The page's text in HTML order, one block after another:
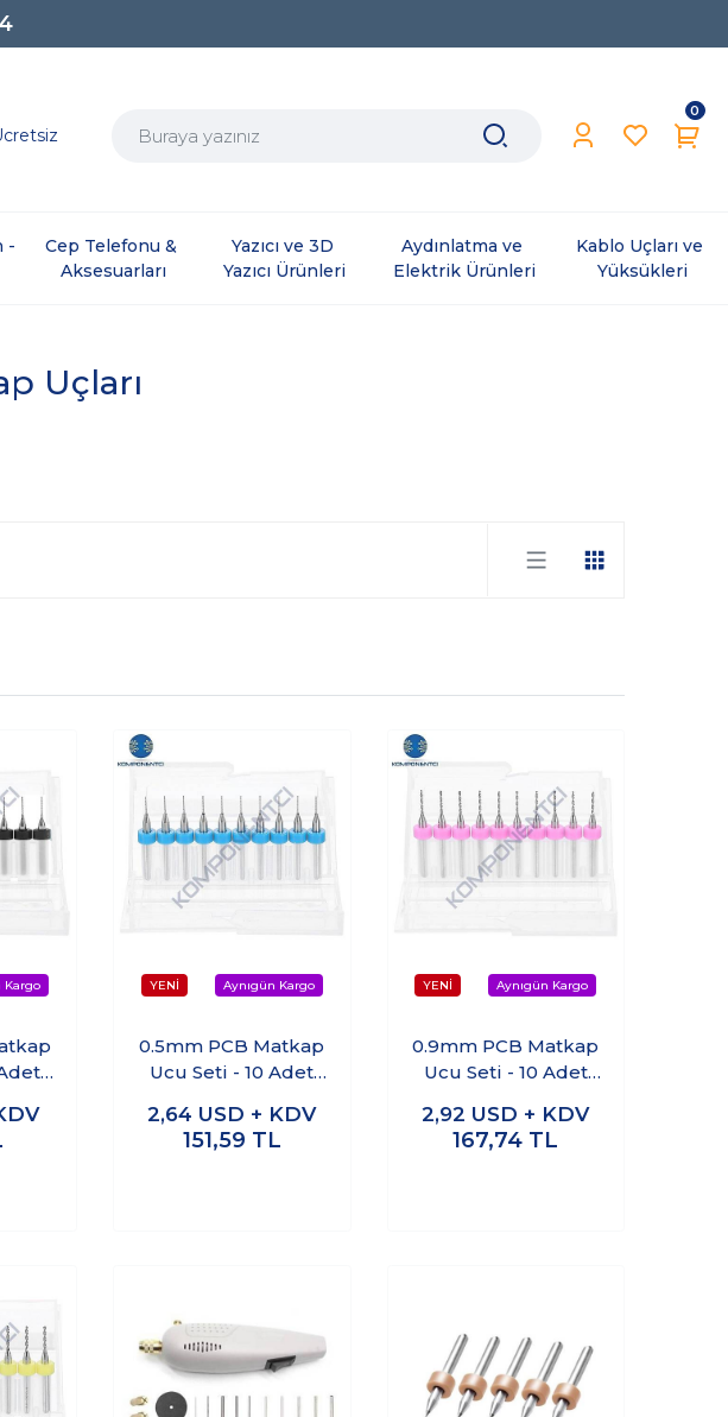
KARGO
0
-
Cep Telefonu &
Aksesuarları
Yazıcı ve 3D
Yazıcı Ürünleri
Aydınlatma ve
Elektrik Ürünleri
Kablo Uçları ve
Yüksükleri
Uçları
0.5mm PCB Matkap
Ucu Seti - 10 Adet
2,64 USD + KDV
151,59 TL
0.9mm PCB Matkap
Ucu Seti - 10 Adet
2,92 USD + KDV
167,74 TL